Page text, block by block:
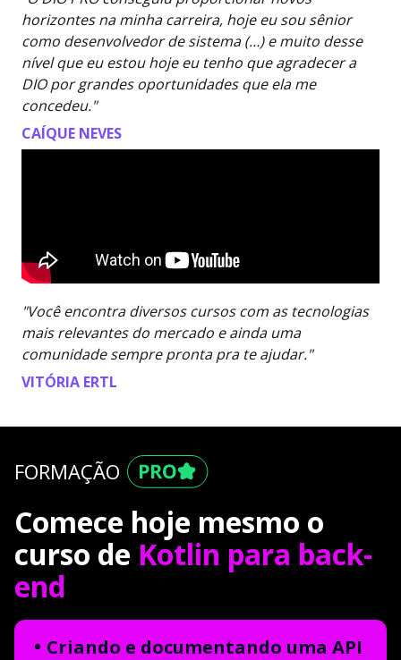
horizontes na minha carreira, hoje eu sou sênior
como desenvolvedor de sistema (…) e muito desse
nível que eu estou hoje eu tenho que agradecer a
DIO por grandes oportunidades que ela me
concedeu."
CAÍQUE NEVES
"Você encontra diversos cursos com as tecnologias
mais relevantes do mercado e ainda uma
comunidade sempre pronta pra te ajudar."
VITÓRIA ERTL
FORMAÇÃO
Comece hoje mesmo o
curso de Kotlin para back-
end
Criando e documentando uma API